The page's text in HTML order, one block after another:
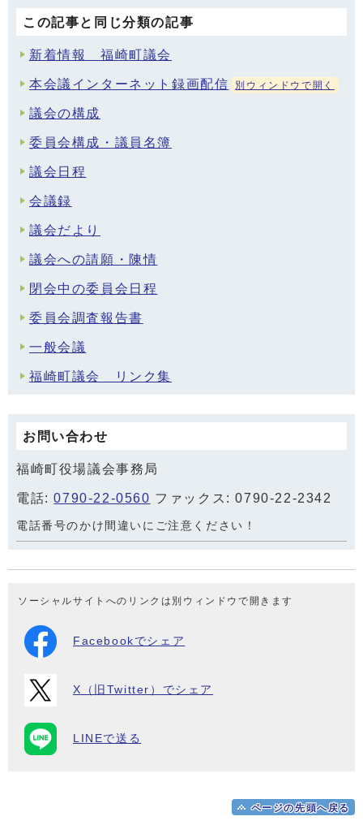
この記事と同じ分類の記事
新着情報 福崎町議会
本会議インターネット録画配信 別ウィンドウで開く
議会の構成
委員会構成・議員名簿
議会日程
会議録
議会だより
議会への請願・陳情
閉会中の委員会日程
委員会調査報告書
一般会議
福崎町議会 リンク集
お問い合わせ
福崎町役場議会事務局
電話:0790-22-0560 ファックス: 0790-22-2342
電話番号のかけ間違いにご注意ください！
ソーシャルサイトへのリンクは別ウィンドウで開きます
Facebookでシェア
X（旧Twitter）でシェア
LINEで送る
ページの先頭へ戻る